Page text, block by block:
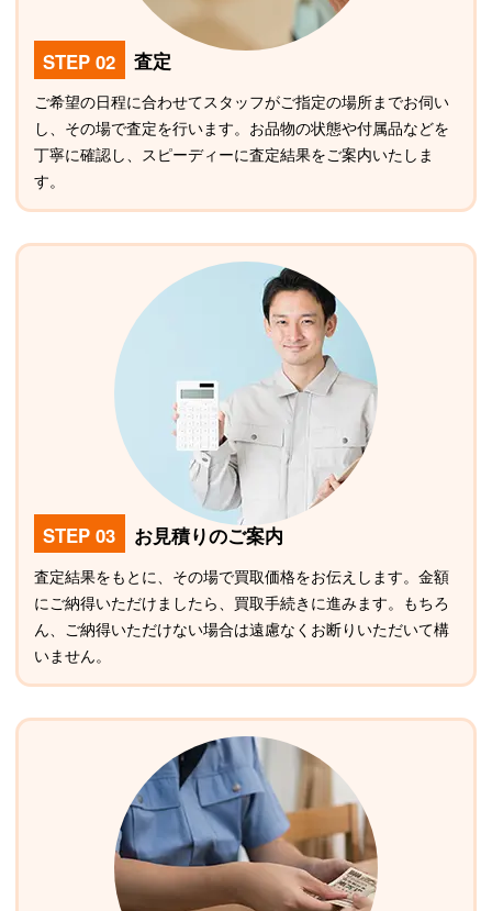
STEP 02 査定
ご希望の日程に合わせてスタッフがご指定の場所までお伺い
し、その場で査定を行います。お品物の状態や付属品などを
丁寧に確認し、スピーディーに査定結果をご案内いたしま
す。
STEP 03 お見積りのご案内
査定結果をもとに、その場で買取価格をお伝えします。金額
にご納得いただけましたら、買取手続きに進みます。もちろ
ん、ご納得いただけない場合は遠慮なくお断りいただいて構
いません。